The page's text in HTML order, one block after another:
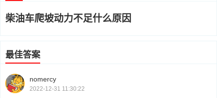
柴油车爬坡动力不足什么原因
最佳答案
nomercy
2022-12-31 11:30:22